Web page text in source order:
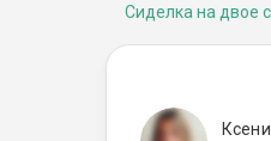
Сиделка на двое